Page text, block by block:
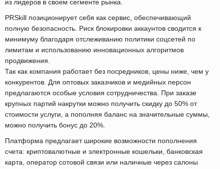
из лидеров в своем сегменте рынка.
PRSkill позиционирует себя как сервис, обеспечивающий
полную безопасность. Риск блокировки аккаунтов сводится к
минимуму благодаря отслеживанию политики соцсетей по
лимитам и использованию инновационных алгоритмов
продвижения.
Так как компания работает без посредников, цены ниже, чем у
конкурентов. Для оптовых заказчиков и медийных персон
предлагаются особые условия сотрудничества. При заказе
крупных партий накрутки можно получить скидку до 50% от
стоимости услуги, а пополняя баланс на значительные суммы,
можно получить бонус до 20%.
Платформа предлагает широкие возможности пополнения
счета: криптовалютные и электронные кошельки, банковская
карта, оператор сотовой связи или наличные через салоны